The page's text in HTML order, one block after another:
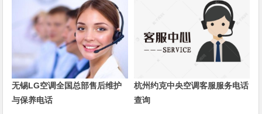
无锡LG空调全国总部售后维护
与保养电话
杭州约克中央空调客服服务电话
查询